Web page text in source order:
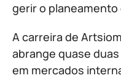
gerir o
A carreira de
abrange quase
em mercados